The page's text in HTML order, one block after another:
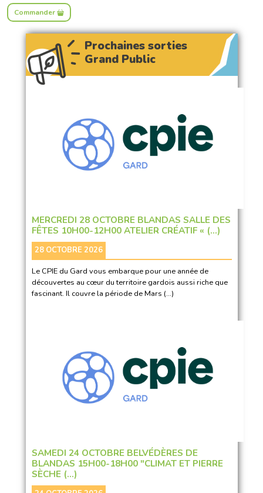
Commander
Prochaines sorties
Grand Public
MERCREDI 28 OCTOBRE BLANDAS SALLE DES
FÊTES 10H00-12H00 ATELIER CRÉATIF « (…)
28 OCTOBRE 2026
Le CPIE du Gard vous embarque pour une année de
découvertes au cœur du territoire gardois aussi riche que
fascinant. Il couvre la période de Mars (…)
SAMEDI 24 OCTOBRE BELVÉDÈRES DE
BLANDAS 15H00-18H00 "CLIMAT ET PIERRE
SÈCHE (…)